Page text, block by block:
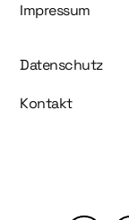
Impressum
Datenschutz
Kontakt